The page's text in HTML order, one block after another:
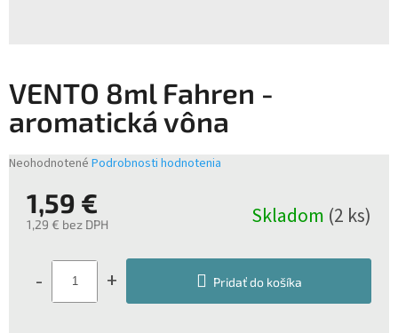
VENTO 8ml Fahren -
aromatická vôna
Priemerné
produktu
hviezdičiek.
Neohodnotené Podrobnosti hodnotenia
1,59 €
1,29 € bez DPH
cena:
Skladom (2 ks)
- + Pridať do košíka